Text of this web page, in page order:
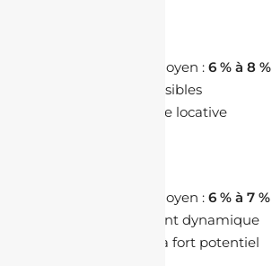
Rendement moyen : 6 % à 8 %
Prix plus accessibles
Forte demande locative
Rendement moyen : 6 % à 7 %
Marché étudiant dynamique
Opportunités à fort potentiel